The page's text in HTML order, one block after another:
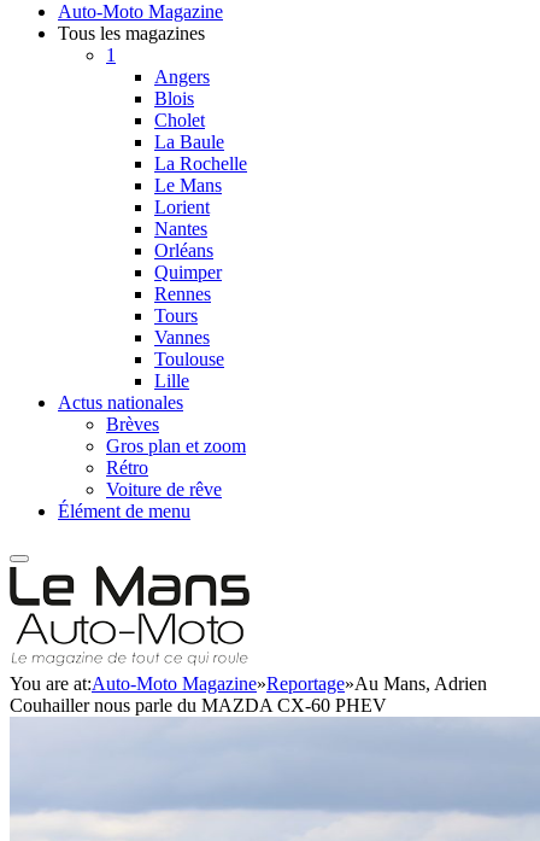
Auto-Moto Magazine
Tous les magazines
1
Angers
Blois
Cholet
La Baule
La Rochelle
Le Mans
Lorient
Nantes
Orléans
Quimper
Rennes
Tours
Vannes
Toulouse
Lille
Actus nationales
Brèves
Gros plan et zoom
Rétro
Voiture de rêve
Élément de menu
You are at:Auto-Moto Magazine»Reportage»Au Mans, Adrien
Couhailler nous parle du MAZDA CX-60 PHEV